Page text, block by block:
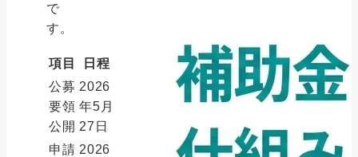
で
す。
項目
日程
公募
要領
公開
2026
年5月
27日
申請 2026